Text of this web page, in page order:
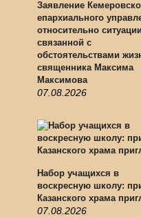
Заявление
епархиального
относительно
связанной с
обстоятельствами
священника Максима
Максимова
07.08.2026
Набор учащихся в
воскресную школу:
Казанского храма
07.08.2026